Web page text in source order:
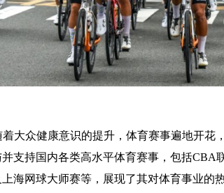
大众健康意识的提升，体育赛事遍地开花
支持国内各类高水平体育赛事，包括CBA
海网球大师赛等，展现了其对体育事业的